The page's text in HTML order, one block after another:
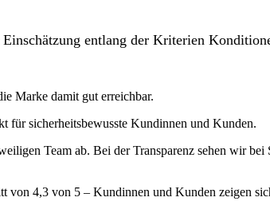
entlang der Kriterien
Marke damit gut erreichbar.
für sicherheitsbewusste Kundinnen und Kunden.
Team ab. Bei der Transparenz sehen wir bei
von 4,3 von 5 – Kundinnen und Kunden zeigen